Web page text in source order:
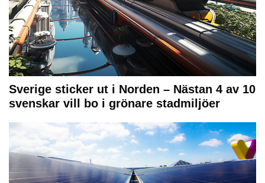
Sverige sticker ut i Norden – Nästan 4 av 10
svenskar vill bo i grönare stadmiljöer